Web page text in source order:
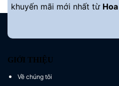
khuyến mãi mới nhất từ
GIỚI THIỆU
Về chúng tôi